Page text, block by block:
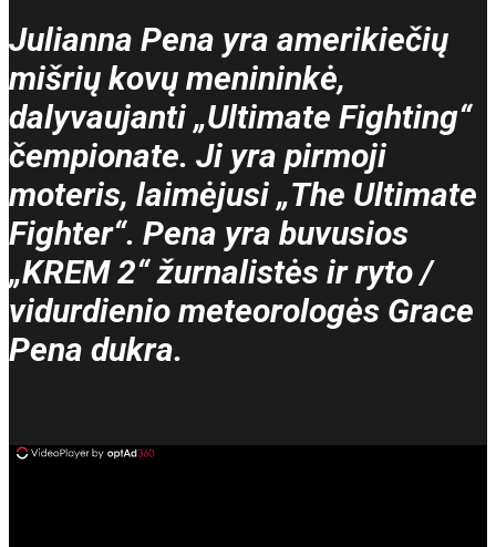
Julianna Pena yra amerikiečių
mišrių kovų menininkė,
dalyvaujanti „Ultimate Fighting“
čempionate. Ji yra pirmoji
moteris, laimėjusi „The Ultimate
Fighter“. Pena yra buvusios
„KREM 2“ žurnalistės ir ryto /
vidurdienio meteorologės Grace
Pena dukra.